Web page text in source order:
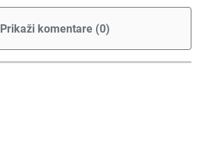
Prikaži komentare (0)